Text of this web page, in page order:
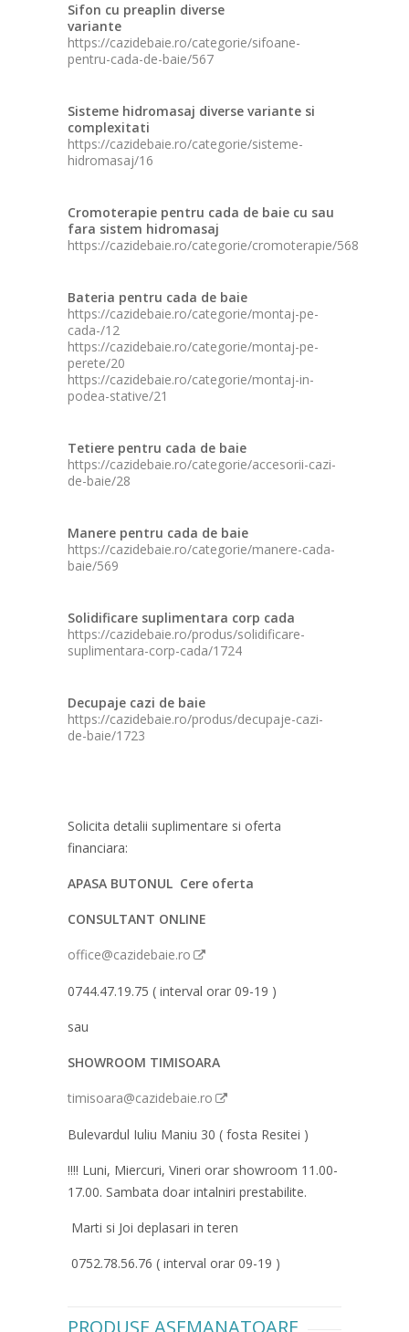
Sifon cu preaplin diverse
variante
https://cazidebaie.ro/categorie/sifoane-
pentru-cada-de-baie/567
Sisteme hidromasaj diverse variante si
complexitati
https://cazidebaie.ro/categorie/sisteme-
hidromasaj/16
Cromoterapie pentru cada de baie cu sau
fara sistem hidromasaj
https://cazidebaie.ro/categorie/cromoterapie/568
Bateria pentru cada de baie
https://cazidebaie.ro/categorie/montaj-pe-
cada-/12
https://cazidebaie.ro/categorie/montaj-pe-
perete/20
https://cazidebaie.ro/categorie/montaj-in-
podea-stative/21
Tetiere pentru cada de baie
https://cazidebaie.ro/categorie/accesorii-cazi-
de-baie/28
Manere pentru cada de baie
https://cazidebaie.ro/categorie/manere-cada-
baie/569
Solidificare suplimentara corp cada
https://cazidebaie.ro/produs/solidificare-
suplimentara-corp-cada/1724
Decupaje cazi de baie
https://cazidebaie.ro/produs/decupaje-cazi-
de-baie/1723
Solicita detalii suplimentare si oferta
financiara:
APASA BUTONUL Cere oferta
CONSULTANT ONLINE
office@cazidebaie.ro
0744.47.19.75 ( interval orar 09-19 )
sau
SHOWROOM TIMISOARA
timisoara@cazidebaie.ro
Bulevardul Iuliu Maniu 30 ( fosta Resitei )
!!!! Luni, Miercuri, Vineri orar showroom 11.00-
17.00. Sambata doar intalniri prestabilite.
Marti si Joi deplasari in teren
0752.78.56.76 ( interval orar 09-19 )